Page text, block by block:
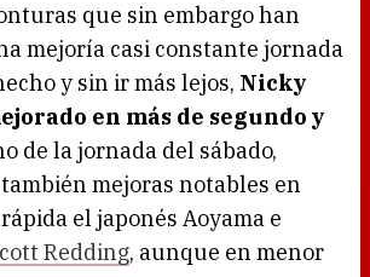
que sin embargo han
mejoría casi constante jornada
y sin ir más lejos, Nicky
en más de segundo y
de la jornada del sábado,
mejoras notables en
el japonés Aoyama e
Redding, aunque en menor